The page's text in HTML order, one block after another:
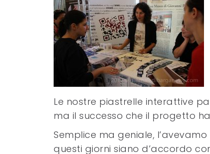
Le nostre piastrelle interattive
ma il successo che il progetto
Semplice ma geniale,
questi giorni siano d’accordo